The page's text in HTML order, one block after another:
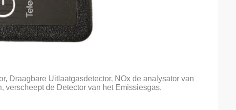
Draagbare Uitlaatgasdetector, NOx de analysator van
verscheept de Detector van het Emissiesgas,